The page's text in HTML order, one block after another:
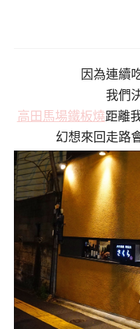
因為連續
我們
高田馬場鐵板燒距離
幻想來回走路